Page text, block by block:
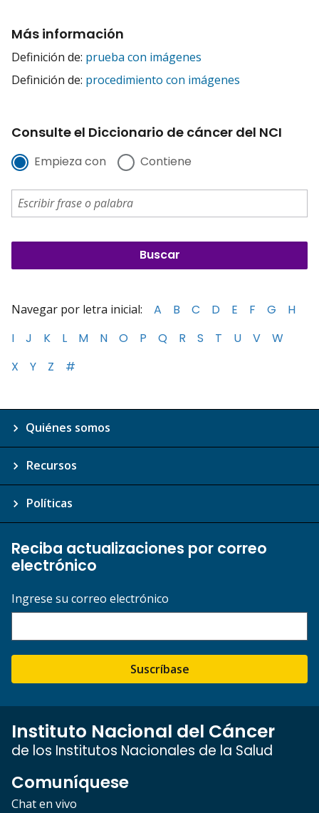
Más información
Definición de: prueba con imágenes
Definición de: procedimiento con imágenes
Consulte el Diccionario de cáncer del NCI
Empieza con Contiene
Navegar por letra inicial: A B C D E F G
H
I
J K L M N O P Q R S T U V
W
X
Y Z #
Quiénes somos
Recursos
Políticas
Reciba actualizaciones por correo
electrónico
Ingrese su correo electrónico
Suscríbase
Instituto Nacional del Cáncer
de los Institutos Nacionales de la Salud
Comuníquese
Chat en vivo